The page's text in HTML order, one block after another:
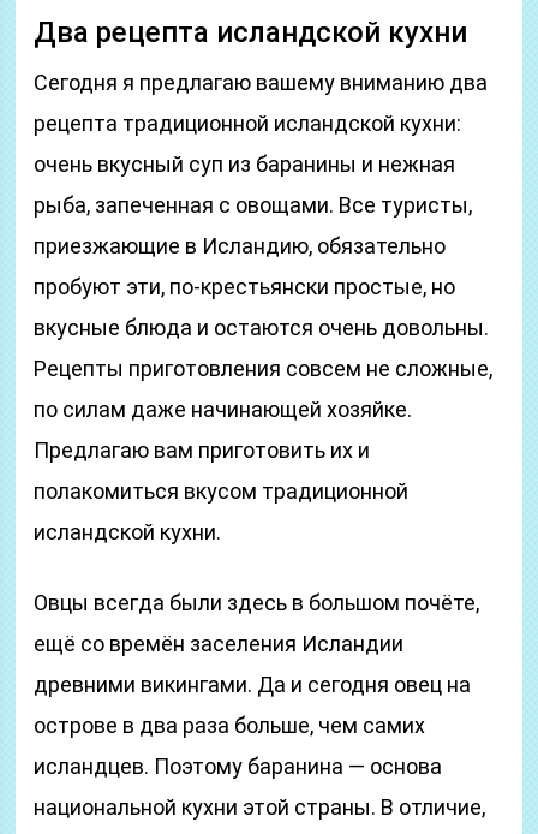
Два рецепта исландской кухни
Сегодня я предлагаю вашему вниманию два
рецепта традиционной исландской кухни:
очень вкусный суп из баранины и нежная
рыба, запеченная с овощами. Все туристы,
приезжающие в Исландию, обязательно
пробуют эти, по-крестьянски простые, но
вкусные блюда и остаются очень довольны.
Рецепты приготовления совсем не сложные,
по силам даже начинающей хозяйке.
Предлагаю вам приготовить их и
полакомиться вкусом традиционной
исландской кухни.
Овцы всегда были здесь в большом почёте,
ещё со времён заселения Исландии
древними викингами. Да и сегодня овец на
острове в два раза больше, чем самих
исландцев. Поэтому баранина — основа
национальной кухни этой страны. В отличие,